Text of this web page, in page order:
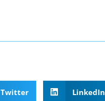
Twitter LinkedIn